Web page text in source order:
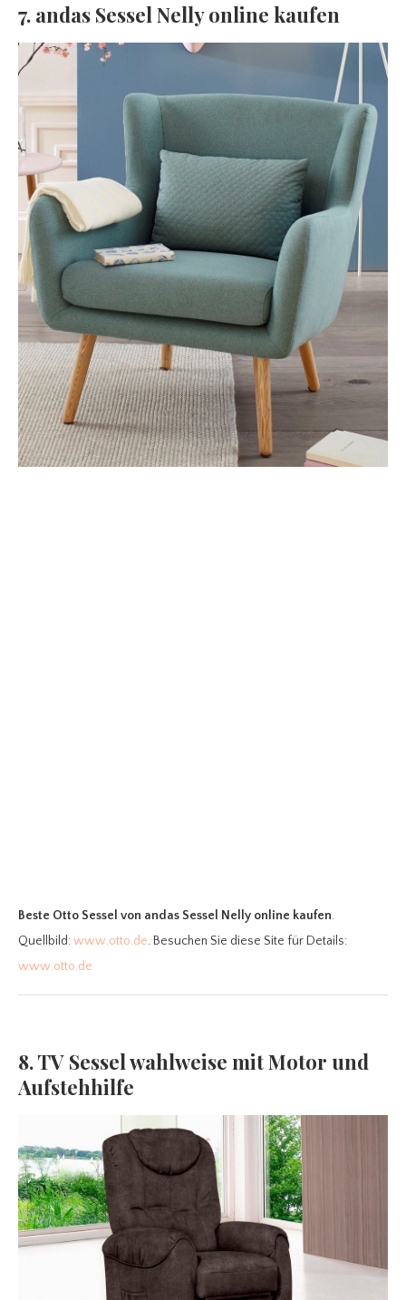
7. andas Sessel Nelly online kaufen
Beste Otto Sessel von andas Sessel Nelly online kaufen.
Quellbild:www.otto.de. Besuchen Sie diese Site für Details:
www.otto.de
8. TV Sessel wahlweise mit Motor und
Aufstehhilfe